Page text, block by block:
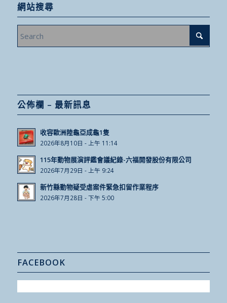
網站搜尋
公佈欄 – 最新訊息
收容歐洲陸龜亞成龜1隻
2026年8月10日 - 上午 11:14
115年動物展演評鑑會議紀錄-六福開發股份有限公司
2026年7月29日 - 上午 9:24
新竹縣動物疑受虐案件緊急扣留作業程序
2026年7月28日 - 下午 5:00
FACEBOOK